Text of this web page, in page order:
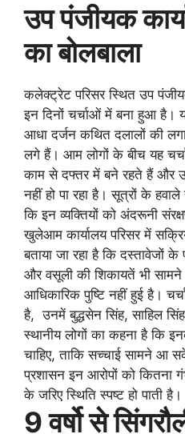
उप पंजीयक
का बोलबाला
कलेक्ट्रेट परिसर स्थित उप
इन दिनों चर्चाओं में बना हुआ है।
आधा दर्जन कथित दलालों की
लगे हैं। आम लोगों के बीच यह
काम से दफ्तर में बने रहते हैं और
नहीं हो पा रहा है। सूत्रों के
कि इन व्यक्तियों को अंदरूनी
खुलेआम कार्यालय परिसर में
बताया जा रहा है कि दस्तावेजों
और वसूली की शिकायतें भी सामने
आधिकारिक पुष्टि नहीं हुई है।
है, उनमें बुद्धसेन सिंह, साहिल
स्थानीय लोगों का कहना है कि
चाहिए, ताकि सच्चाई सामने आ
प्रशासन इन आरोपों को कितना
के जरिए स्थिति स्पष्ट हो पाती है।
9 वर्षो से